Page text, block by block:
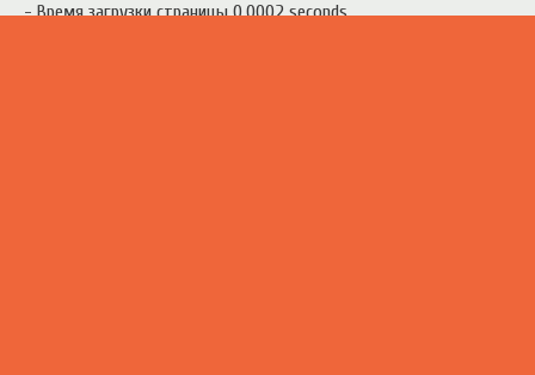
- Время загрузки страницы 0.0002 seconds